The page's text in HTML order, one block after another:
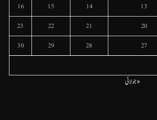
13
14
15
16
20
21
22
23
27
28
29
30
« جولائی